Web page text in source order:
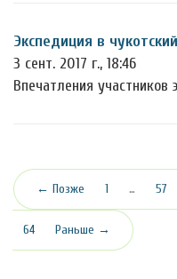
Экспедиция в
3 сент. 2017 г., 18:46
Впечатления участников
← Позже 1 … 57
64 Раньше →